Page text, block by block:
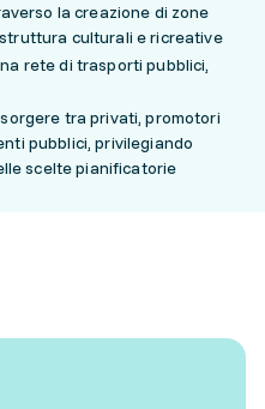
la creazione di zone
culturali e ricreative
rete di trasporti pubblici,
tra privati, promotori
pubblici, privilegiando
scelte pianificatorie